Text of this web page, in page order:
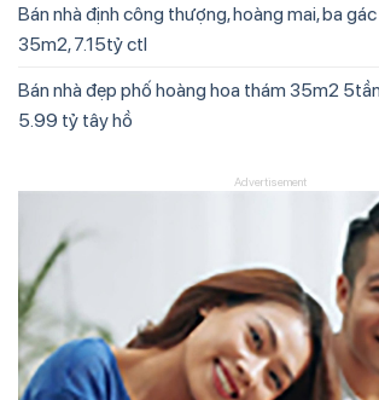
Bán nhà định công thượng, hoàng mai, ba
35m2, 7.15tỷ ctl
Bán nhà đẹp phố hoàng hoa thám 35m2
5.99 tỷ tây hồ
Advertisement